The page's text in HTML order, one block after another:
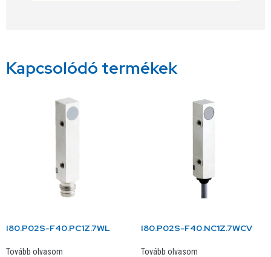
Kapcsolódó termékek
I80.P02S-F40.PC1Z.7WL
Tovább olvasom
I80.P02S-F40.NC1Z.7WCV
Tovább olvasom